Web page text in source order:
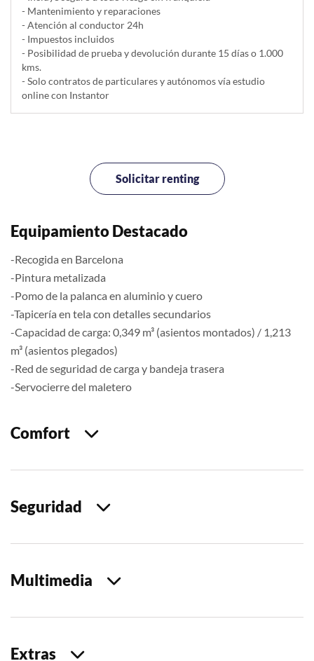
- Mantenimiento y reparaciones
- Atención al conductor 24h
- Impuestos incluidos
- Posibilidad de prueba y devolución durante 15 días o 1.000
kms.
- Solo contratos de particulares y autónomos vía estudio
online con Instantor
Solicitar renting
Equipamiento Destacado
-Recogida en Barcelona
-Pintura metalizada
-Pomo de la palanca en aluminio y cuero
-Tapicería en tela con detalles secundarios
-Capacidad de carga: 0,349 m³ (asientos montados) / 1,213
m³ (asientos plegados)
-Red de seguridad de carga y bandeja trasera
-Servocierre del maletero
Comfort
Seguridad
Multimedia
Extras